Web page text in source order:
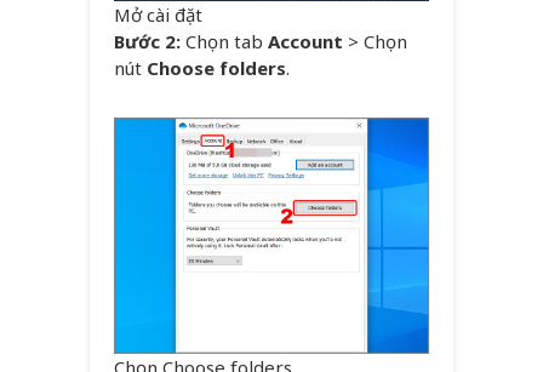
Mở cài đặt
Bước 2: Chọn tab Account > Chọn
nút Choose folders.
Chọn Choose folders